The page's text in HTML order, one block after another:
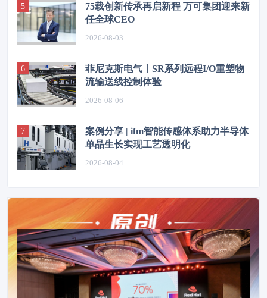
75载创新传承再启新程 万可集团迎来新
任全球CEO
2026-08-03
菲尼克斯电气丨SR系列远程I/O重塑物
流输送线控制体验
2026-08-06
案例分享 | ifm智能传感体系助力半导体
单晶生长实现工艺透明化
2026-08-04